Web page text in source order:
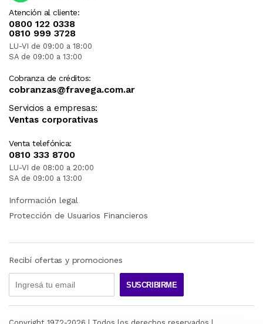
Atención al cliente:
0800 122 0338
0810 999 3728
LU-VI de 09:00 a 18:00
SA de 09:00 a 13:00
Cobranza de créditos:
cobranzas@fravega.com.ar
Servicios a empresas:
Ventas corporativas
Venta telefónica:
0810 333 8700
LU-VI de 08:00 a 20:00
SA de 09:00 a 13:00
Información legal
Protección de Usuarios Financieros
Recibí ofertas y promociones
SUSCRIBIRME